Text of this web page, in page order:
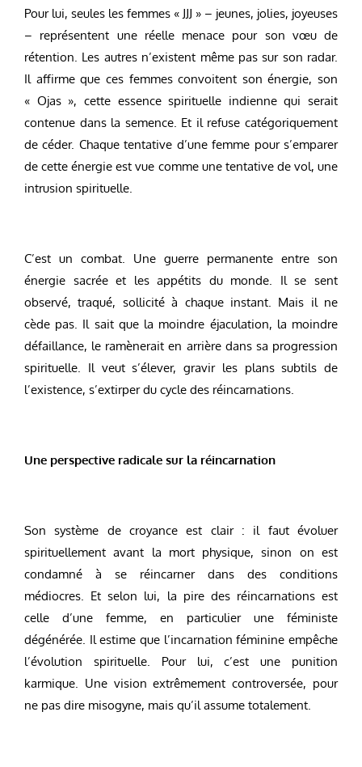
Pour lui, seules les femmes « JJJ » – jeunes, jolies, joyeuses
– représentent une réelle menace pour son vœu de
rétention. Les autres n’existent même pas sur son radar.
Il affirme que ces femmes convoitent son énergie, son
« Ojas », cette essence spirituelle indienne qui serait
contenue dans la semence. Et il refuse catégoriquement
de céder. Chaque tentative d’une femme pour s’emparer
de cette énergie est vue comme une tentative de vol, une
intrusion spirituelle.
C’est un combat. Une guerre permanente entre son
énergie sacrée et les appétits du monde. Il se sent
observé, traqué, sollicité à chaque instant. Mais il ne
cède pas. Il sait que la moindre éjaculation, la moindre
défaillance, le ramènerait en arrière dans sa progression
spirituelle. Il veut s’élever, gravir les plans subtils de
l’existence, s’extirper du cycle des réincarnations.
Une perspective radicale sur la réincarnation
Son système de croyance est clair : il faut évoluer
spirituellement avant la mort physique, sinon on est
condamné à se réincarner dans des conditions
médiocres. Et selon lui, la pire des réincarnations est
celle d’une femme, en particulier une féministe
dégénérée. Il estime que l’incarnation féminine empêche
l’évolution spirituelle. Pour lui, c’est une punition
karmique. Une vision extrêmement controversée, pour
ne pas dire misogyne, mais qu’il assume totalement.